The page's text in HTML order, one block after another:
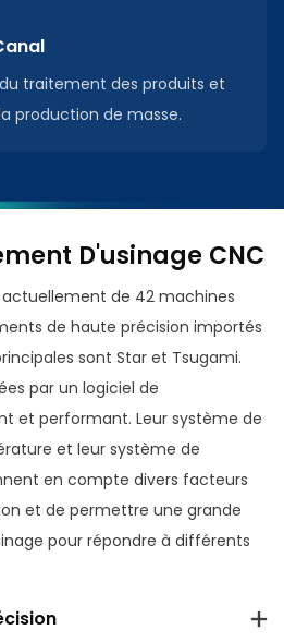
traitement des produits et
production de masse.
D'usinage CNC
de 42 machines
de haute précision importés
sont Star et Tsugami.
par un logiciel de
et performant. Leur système de
et leur système de
en compte divers facteurs
et de permettre une grande
pour répondre à différents